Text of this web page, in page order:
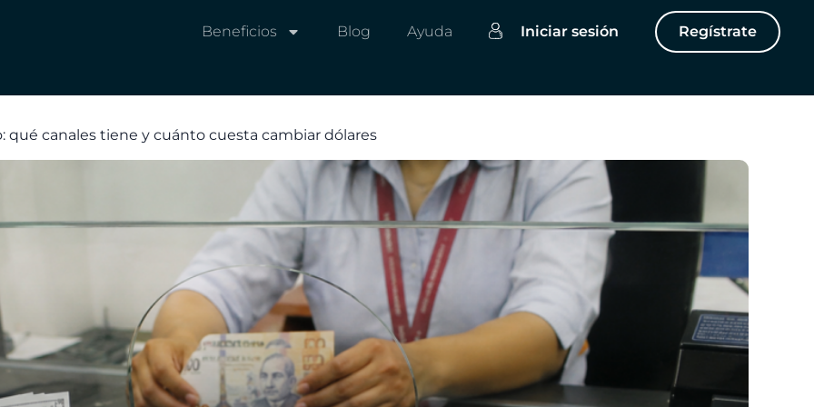
Beneficios Blog Ayuda Iniciar sesión Regístrate
qué canales tiene y cuánto cuesta cambiar dólares